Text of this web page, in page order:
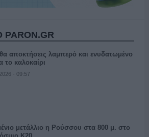
αποκτήσεις λαμπερό και ενυδατωμένο
το καλοκαίρι
- 09:57
μετάλλιο η Ρούσσου στα 800 μ. στο